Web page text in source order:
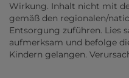
Wirkung. Inhalt nicht mit
gemäß den regionalen/
Entsorgung zuführen. Lies
aufmerksam und befolge
Kindern gelangen.